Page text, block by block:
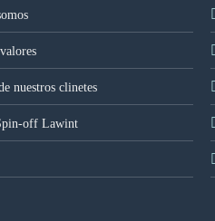
nuestros clinetes
off Lawint